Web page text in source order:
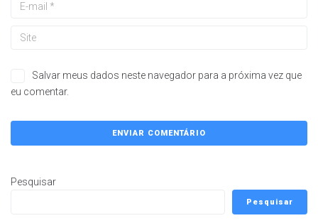
Salvar meus dados neste navegador para a próxima vez que
eu comentar.
Pesquisar
Pesquisar